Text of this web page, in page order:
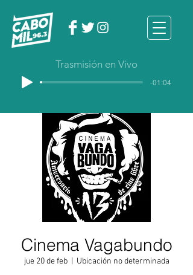
Trasmisión en Vivo
-01:04
Cinema Vagabundo
jue 20 de feb
  |
Ubicación no determinada